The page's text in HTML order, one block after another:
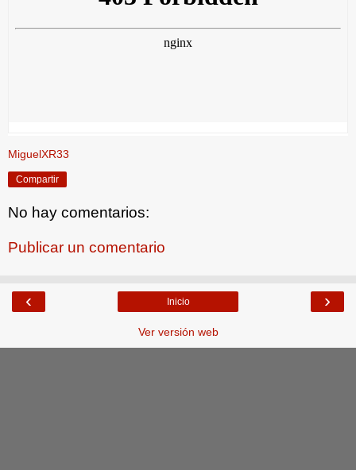
MiguelXR33
Compartir
No hay comentarios:
Publicar un comentario
‹ ›
Inicio
Ver versión web